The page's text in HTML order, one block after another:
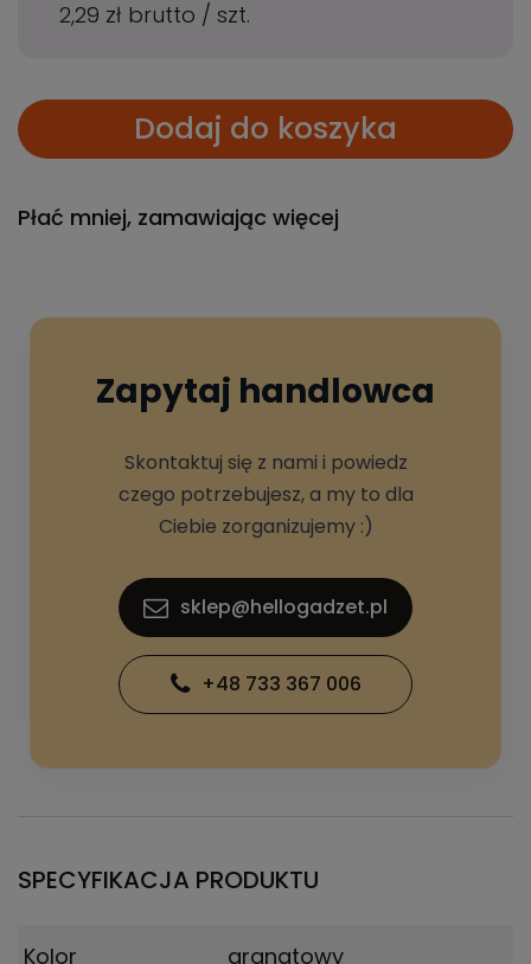
2,29 zł brutto / szt.
Dodaj do koszyka
Płać mniej, zamawiając więcej
Zapytaj handlowca
Skontaktuj się z nami i powiedz
czego potrzebujesz, a my to dla
Ciebie zorganizujemy :)
sklep@hellogadzet.pl
+48 733 367 006
SPECYFIKACJA PRODUKTU
Kolor granatowy